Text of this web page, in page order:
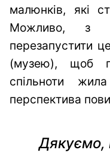
малюнків, які
Можливо, з
перезапустити
(музею), щоб
спільноти
перспектива
Дякуємо,